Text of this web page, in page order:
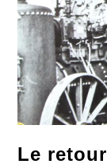
Le